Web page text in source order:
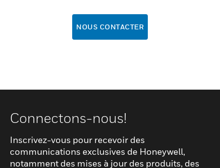
NOUS CONTACTER
Connectons-nous!
Inscrivez-vous pour recevoir des
communications exclusives de Honeywell,
notamment des mises à jour des produits, des